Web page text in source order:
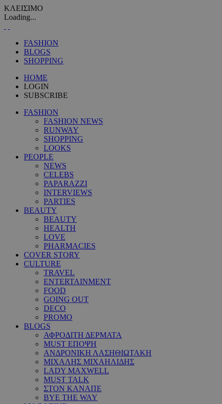
ΚΛΕΙΣΙΜΟ
Loading...
FASHION
BLOGS
SHOPPING
HOME
LOGIN
SUBSCRIBE
FASHION
FASHION NEWS
RUNWAY
SHOPPING
LOOKS
PEOPLE
NEWS
CELEBS
PAPARAZZI
INTERVIEWS
PARTIES
BEAUTY
BEAUTY
HEALTH
LOVE
PHARMACIES
COVER STORY
CULTURE
TRAVEL
ENTERTAINMENT
FOOD
GOING OUT
DECO
PROMO
BLOGS
ΑΦΡΟΔΙΤΗ ΔΕΡΜΑΤΑ
MUST ΕΠΟΨΗ
ΑΝΔΡΟΝΙΚΗ ΛΑΣΗΘΙΩΤΑΚΗ
ΜΙΧΑΛΗΣ ΜΙΧΑΗΛΙΔΗΣ
LADY MAXWELL
MUST TALK
ΣΤΟΝ ΚΑΝΑΠΕ
BYE THE WAY